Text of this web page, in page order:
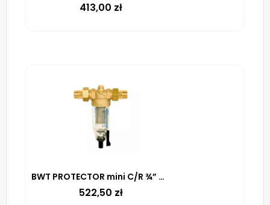
413,00 zł
BWT PROTECTOR mini C/R ¾” HWS – filtr mechaniczny z płukaniem (100 µm)
522,50 zł